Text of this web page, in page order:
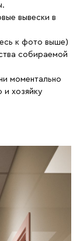
вывески в
к фото выше)
собираемой
моментально
и хозяйку